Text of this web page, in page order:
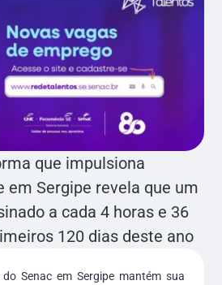
que impulsiona
em Sergipe revela que um
a cada 4 horas e 36
120 dias deste ano
Senac em Sergipe mantém sua